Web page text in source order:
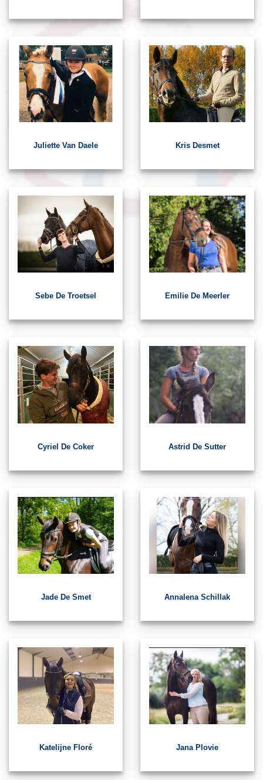
Juliette Van Daele Kris Desmet
Sebe De Troetsel Emilie De Meerler
Cyriel De Coker Astrid De Sutter
Jade De Smet Annalena Schillak
Katelijne Floré Jana Plovie